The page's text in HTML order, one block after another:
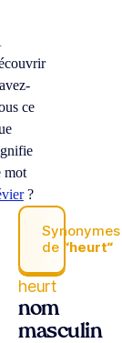
ce
mot
?
Synonymes
de “heurt“
heurt
nom
masculin